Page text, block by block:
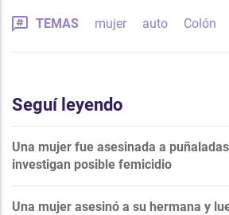
TEMAS mujer auto Colón
Seguí leyendo
Una mujer fue asesinada a
investigan posible femicidio
Una mujer asesinó a su hermana y